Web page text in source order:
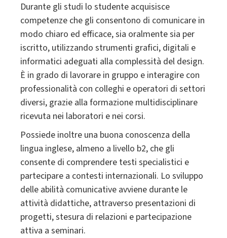
Durante gli studi lo studente acquisisce
competenze che gli consentono di comunicare in
modo chiaro ed efficace, sia oralmente sia per
iscritto, utilizzando strumenti grafici, digitali e
informatici adeguati alla complessità del design.
È in grado di lavorare in gruppo e interagire con
professionalità con colleghi e operatori di settori
diversi, grazie alla formazione multidisciplinare
ricevuta nei laboratori e nei corsi.
Possiede inoltre una buona conoscenza della
lingua inglese, almeno a livello b2, che gli
consente di comprendere testi specialistici e
partecipare a contesti internazionali. Lo sviluppo
delle abilità comunicative avviene durante le
attività didattiche, attraverso presentazioni di
progetti, stesura di relazioni e partecipazione
attiva a seminari.